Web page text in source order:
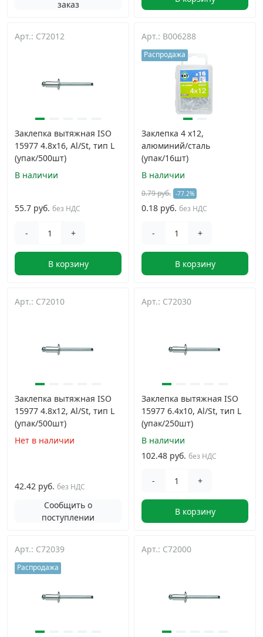
Перфорированный крепеж ›
Скобяные изделия и мебельная фурнитура
заказ
Арт.: C72012
Заклепка вытяжная ISO
15977 4.8х16, Al/St, тип L
(упак/500шт)
В наличии
55.7 руб. без НДС
- +
В корзину
Арт.: B006288
Распродажа
Заклепка 4 х12,
алюминий/сталь
(упак/16шт)
В наличии
0.79 руб. -77.2%
0.18 руб. без НДС
- +
В корзину
Арт.: C72010
Заклепка вытяжная ISO
15977 4.8х12, Al/St, тип L
(упак/500шт)
Нет в наличии
42.42 руб. без НДС
Сообщить о
поступлении
Арт.: C72030
Заклепка вытяжная ISO
15977 6.4х10, Al/St, тип L
(упак/250шт)
В наличии
102.48 руб. без НДС
- +
В корзину
Арт.: C72039
Распродажа
Арт.: C72000